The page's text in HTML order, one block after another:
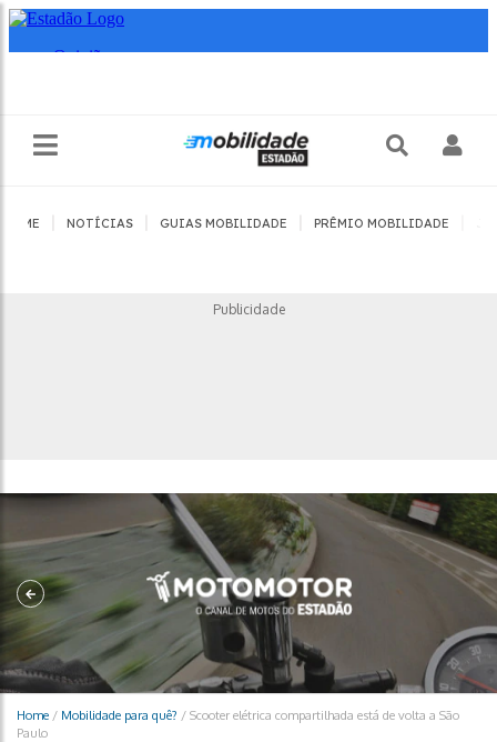
HOME NOTÍCIAS GUIAS MOBILIDADE PRÊMIO MOBILIDADE
Publicidade
Home / Mobilidade para quê? / Scooter elétrica compartilhada está de volta a São
Paulo